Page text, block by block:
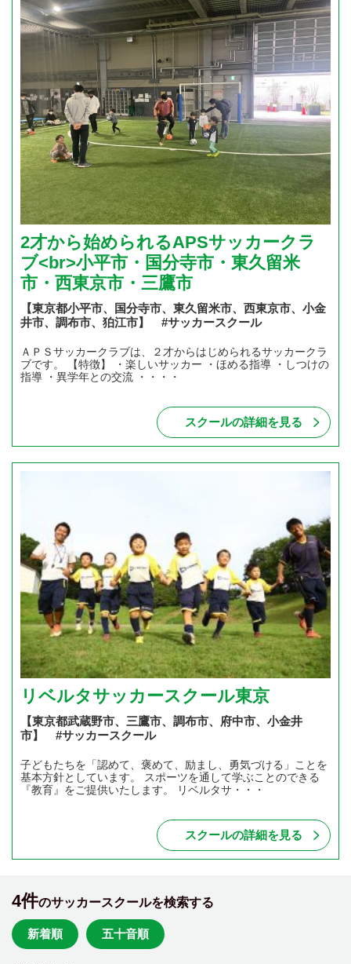
2才から始められるAPSサッカークラ
ブ<br>小平市・国分寺市・東久留米
市・西東京市・三鷹市
【東京都小平市、国分寺市、東久留米市、西東京市、小金
井市、調布市、狛江市】 #サッカースクール
ＡＰＳサッカークラブは、２才からはじめられるサッカークラ
ブです。 【特徴】 ・楽しいサッカー ・ほめる指導 ・しつけの
指導 ・異学年との交流 ・・・・
スクールの詳細を見る
リベルタサッカースクール東京
【東京都武蔵野市、三鷹市、調布市、府中市、小金井
市】 #サッカースクール
子どもたちを「認めて、褒めて、励まし、勇気づける」ことを
基本方針としています。 スポーツを通して学ぶことのできる
『教育』をご提供いたします。 リベルタサ・・・
スクールの詳細を見る
4件のサッカースクールを検索する
新着順 五十音順